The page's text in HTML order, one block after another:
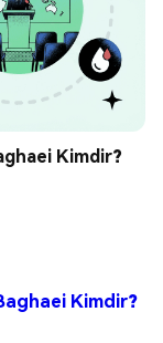
Kimdir?
Kimdir?